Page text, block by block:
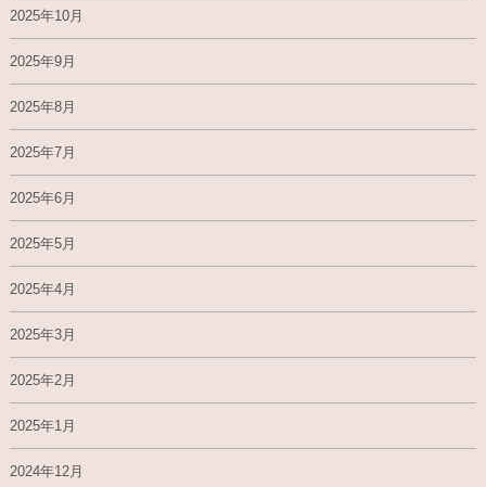
2025年10月
2025年9月
2025年8月
2025年7月
2025年6月
2025年5月
2025年4月
2025年3月
2025年2月
2025年1月
2024年12月